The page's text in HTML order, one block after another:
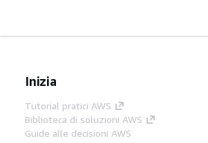
Inizia
Tutorial pratici AWS
Biblioteca di soluzioni AWS
Guide alle decisioni AWS